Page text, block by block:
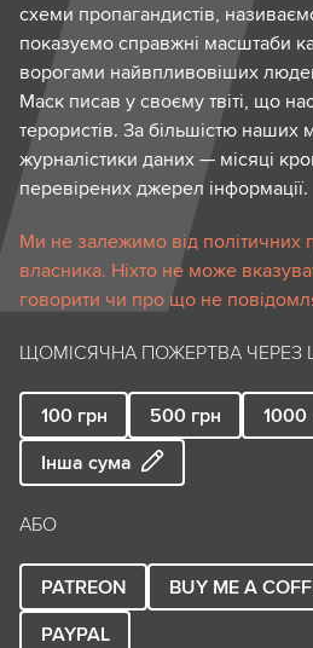
схеми пропагандистів,
показуємо справжні масштаби
ворогами найвпливовіших
Маск писав у своєму твіті, що
терористів. За більшістю наших
журналістики даних — місяці
перевірених джерел інформації.
Ми не залежимо від політичних
власника. Ніхто не може
говорити чи про що не
ЩОМІСЯЧНА ПОЖЕРТВА ЧЕРЕЗ
100 грн 500 грн 1000
Інша сума
АБО
PATREON BUY ME A
PAYPAL